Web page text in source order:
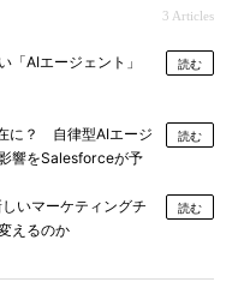
3 Articles
「AIエージェント」
読む
に？ 自律型AIエージ
響をSalesforceが予
読む
いマーケティングチ
えるのか
読む